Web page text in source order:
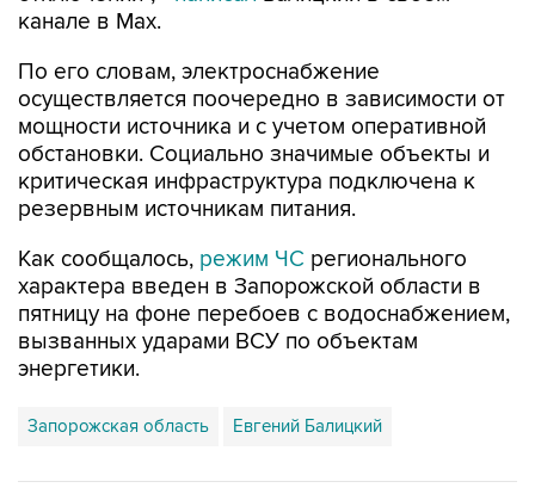
канале в Max.
По его словам, электроснабжение
осуществляется поочередно в зависимости от
мощности источника и с учетом оперативной
обстановки. Социально значимые объекты и
критическая инфраструктура подключена к
резервным источникам питания.
Как сообщалось, режим ЧС регионального
характера введен в Запорожской области в
пятницу на фоне перебоев с водоснабжением,
вызванных ударами ВСУ по объектам
энергетики.
Запорожская область Евгений Балицкий